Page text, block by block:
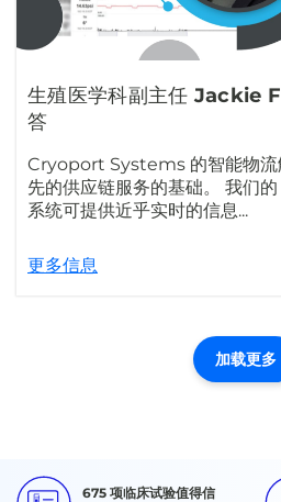
生殖医学科副主任 Jackie
答
Cryoport Systems 的智能物流
先的供应链服务的基础。 我们
系统可提供近乎实时的信息...
更多信息
加载更多
675 项临床试验值得信